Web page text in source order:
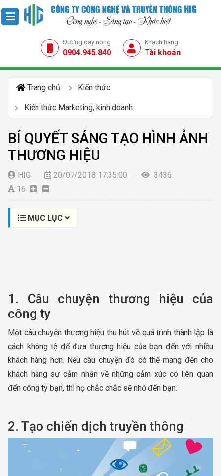
Đường dây nóng
0904.945.840
Khách hàng
Tài khoản
Trang chủ Kiến thức
Kiến thức Marketing, kinh doanh
BÍ QUYẾT SÁNG TẠO HÌNH ẢNH
THƯƠNG HIỆU
HIG 20/07/2018 17:35:00
3436
16
MỤC LỤC
1. Câu chuyện thương hiệu của
công ty
Một câu chuyện thương hiệu thu hút về quá trình thành lập là
cách không tệ để đưa thương hiệu của bạn đến với nhiều
khách hàng hơn. Nếu câu chuyện đó có thể mang đến cho
khách hàng sự cảm nhận về những cảm xúc có liên quan
đến công ty bạn, thì họ chắc chắc sẽ nhớ đến bạn.
2. Tạo chiến dịch truyền thông